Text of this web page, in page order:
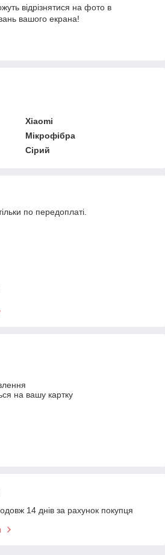
відрізнятися на фото в
вашого екрана!
Xiaomi
Мікрофібра
Сірий
по передоплаті.
на вашу картку
14 днів за рахунок покупця